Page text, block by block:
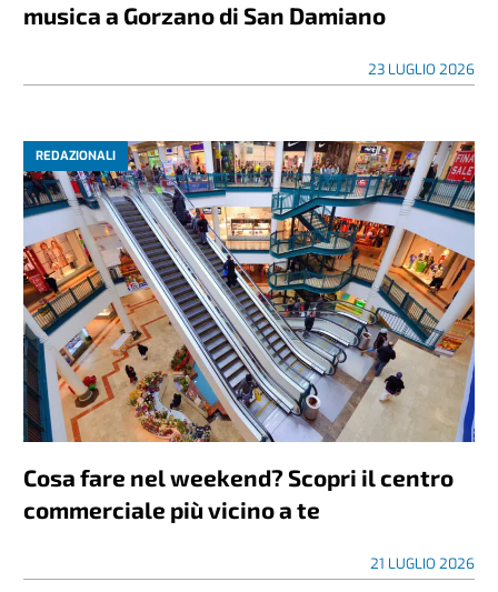
musica a Gorzano di San Damiano
23 LUGLIO 2026
REDAZIONALI
Cosa fare nel weekend? Scopri il centro
commerciale più vicino a te
21 LUGLIO 2026